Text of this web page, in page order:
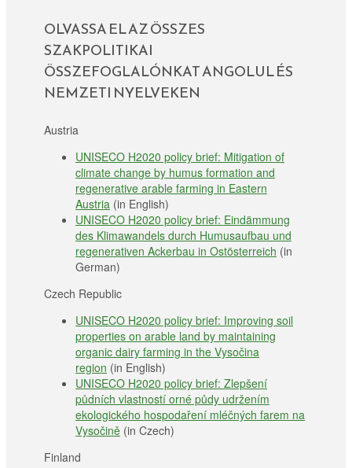
OLVASSA EL AZ ÖSSZES
SZAKPOLITIKAI
ÖSSZEFOGLALÓNKAT ANGOLUL ÉS
NEMZETI NYELVEKEN
Austria
UNISECO H2020 policy brief: Mitigation of
climate change by humus formation and
regenerative arable farming in Eastern
Austria (in English)
UNISECO H2020 policy brief: Eindämmung
des Klimawandels durch Humusaufbau und
regenerativen Ackerbau in Ostösterreich (in
German)
Czech Republic
UNISECO H2020 policy brief: Improving soil
properties on arable land by maintaining
organic dairy farming in the Vysočina
region (in English)
UNISECO H2020 policy brief: Zlepšení
půdních vlastností orné půdy udržením
ekologického hospodaření mléčných farem na
Vysočině (in Czech)
Finland